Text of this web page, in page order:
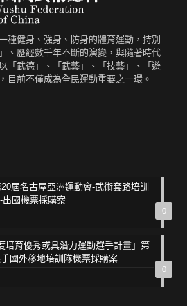
種健身、強身、防身的體育運動，持別
、歷經數千年不斷的演變，與隨著時代
「武德」、「武藝」、「技藝」、「遊
目前不僅成為全民運動重要之一環。
0
屆名古屋亞洲運動會-武術套路培訓
出國機票採購案
0
培育優秀或具潛力運動選手計畫」第
國外移地培訓隊機票採購案